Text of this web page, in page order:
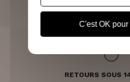
LIVRAISON
OFFERTE
RETOURS SOUS
C'est OK pour